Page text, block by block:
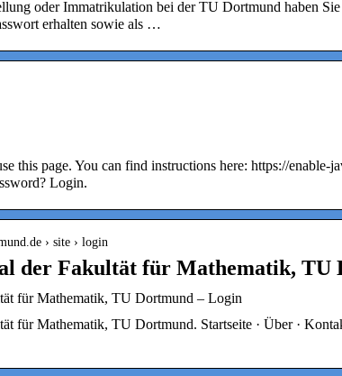
oder Immatrikulation bei der TU Dortmund haben
erhalten sowie als …
this page. You can find instructions here: https://enable-
Login.
› site › login
der Fakultät für Mathematik, TU
für Mathematik, TU Dortmund – Login
für Mathematik, TU Dortmund. Startseite · Über ·